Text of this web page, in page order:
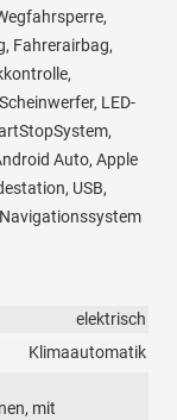
Fahrerairbag,
LED-
Auto, Apple
USB,
elektrisch
Klimaautomatik
mit